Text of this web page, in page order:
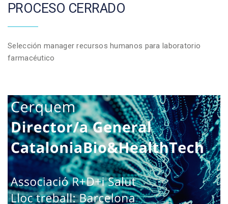
PROCESO CERRADO
Selección manager recursos humanos para laboratorio
farmacéutico